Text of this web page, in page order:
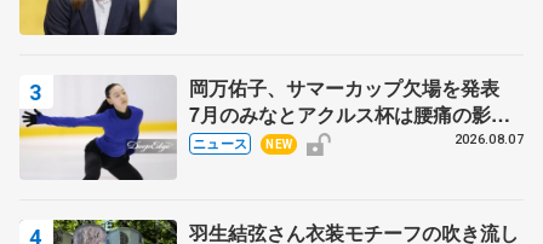
岡万佑子、サマーカップ欠場を発表
7月のみなとアクルス杯は腰痛の影響
で
ニュース NEW 2026.08.07
羽生結弦さん衣装モチーフの吹き流し